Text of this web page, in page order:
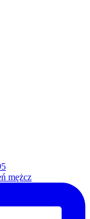
mężcz